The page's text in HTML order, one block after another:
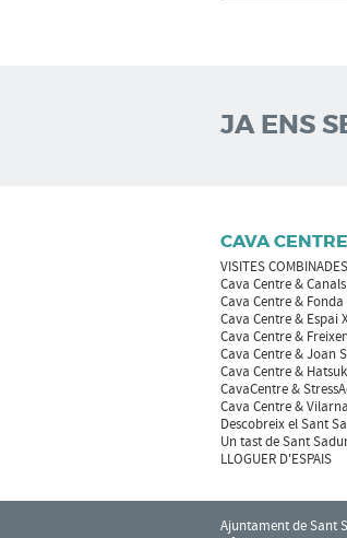
JA ENS
CAVA CENTRE
VISITES COMBINADES
Cava Centre &
Cava Centre & Fonda
Cava Centre & Espai
Cava Centre &
Cava Centre & Joan
Cava Centre &
CavaCentre &
Cava Centre &
Descobreix el Sant
Un tast de Sant
LLOGUER D'ESPAIS
Ajuntament de Sant